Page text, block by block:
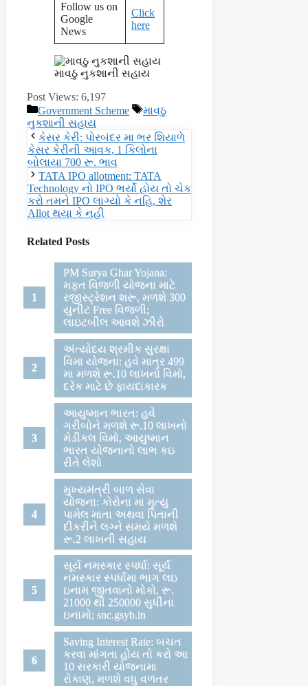
Follow us on
Google
News
Click
here
માવઠુ નુકશાની સહાય
Post Views: 6,197
Categories
Government Scheme Tags
માવઠુ
નુકશાની સહાય
કેસર કેરી: પોરબંદર મા ભર શિયાળે
કેસર કેરીની આવક, 1 કિલોના
બોલાયા 700 રૂ. ભાવ
TATA IPO allotment: TATA
Technology નો IPO ભર્યો હોય તો ચેક
કરો તમને IPO લાગ્યો કે નહિ, શેર
Allot થયા કે નહી
Related Posts
PM Surya Ghar Yojana:
મફત વિજળી યોજના માટે
રજીસ્ટ્રેશન શરૂ, મળશે 300
યુનીટ Free વિજળી;
લાઇટબીલ આવશે ઝીરો
અંત્યોદય શ્રમીક સુરક્ષા
વિમા યોજના: હવે માત્ર 499
મા મળશે રૂ.10 લાખનો વિમો,
દરેક માટે છે ફાયદાકારક
આયુષ્માન ભારત: હવે
ગરીબોને મળશે રૂ.10 લાખનો
મેડીકલ વિમો, આયુષ્માન
ભારત યોજનાનો લાભ કઇ
રીતે લેશો
મુખ્યમંત્રી બાળ સેવા
યોજના: કોરોના મા મૃત્યુ
પામેલ માતા અથવા પિતાની
દીકરીને લગ્ને સમયે મળશે
રૂ.2 લાખની સહાય
સૂર્ય નમસ્કાર સ્પર્ધા: સૂર્ય
નમસ્કાર સ્પર્ધામા ભાગ લઇ
ઇનામ જીતવાનો મોકો, રૂ.
21000 થી 250000 સુધીના
ઇનામો; snc.gsyb.in
Saving Interest Rate: બચત
કરવા માંગતા હોય તો કરો આ
10 સરકારી યોજનામા
રોકાણ, મળશે વધુ વળતર